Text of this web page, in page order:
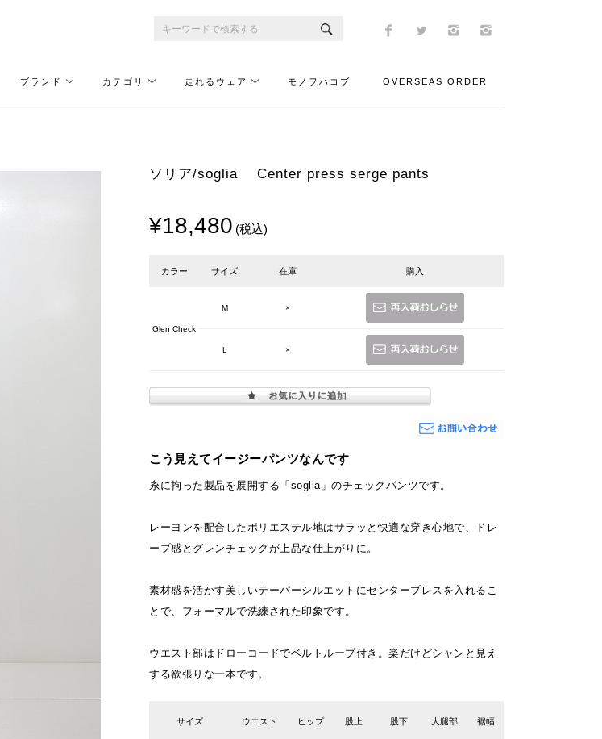
ブランド カテゴリ 走れるウェア モノヲハコブ OVERSEAS ORDER
ソリア/soglia Center press serge pants
¥18,480 (税込)
カラー サイズ 在庫 購入
Glen Check
M ×
L ×
こう見えてイージーパンツなんです
糸に拘った製品を展開する「soglia」のチェックパンツです。
レーヨンを配合したポリエステル地はサラッと快適な穿き心地で、ドレ
ープ感とグレンチェックが上品な仕上がりに。
素材感を活かす美しいテーパーシルエットにセンタープレスを入れるこ
とで、フォーマルで洗練された印象です。
ウエスト部はドローコードでベルトループ付き。楽だけどシャンと見え
する欲張りな一本です。
サイズ ウエスト ヒップ 股上 股下 大腿部 裾幅